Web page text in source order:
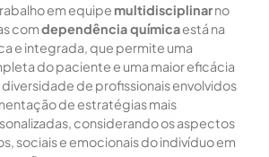
em equipe multidisciplinarno
comdependência químicaestá na
e integrada, que permite uma
do paciente e uma maior eficácia
de profissionais envolvidos
de estratégias mais
considerando os aspectos
sociais e emocionais do indivíduo em